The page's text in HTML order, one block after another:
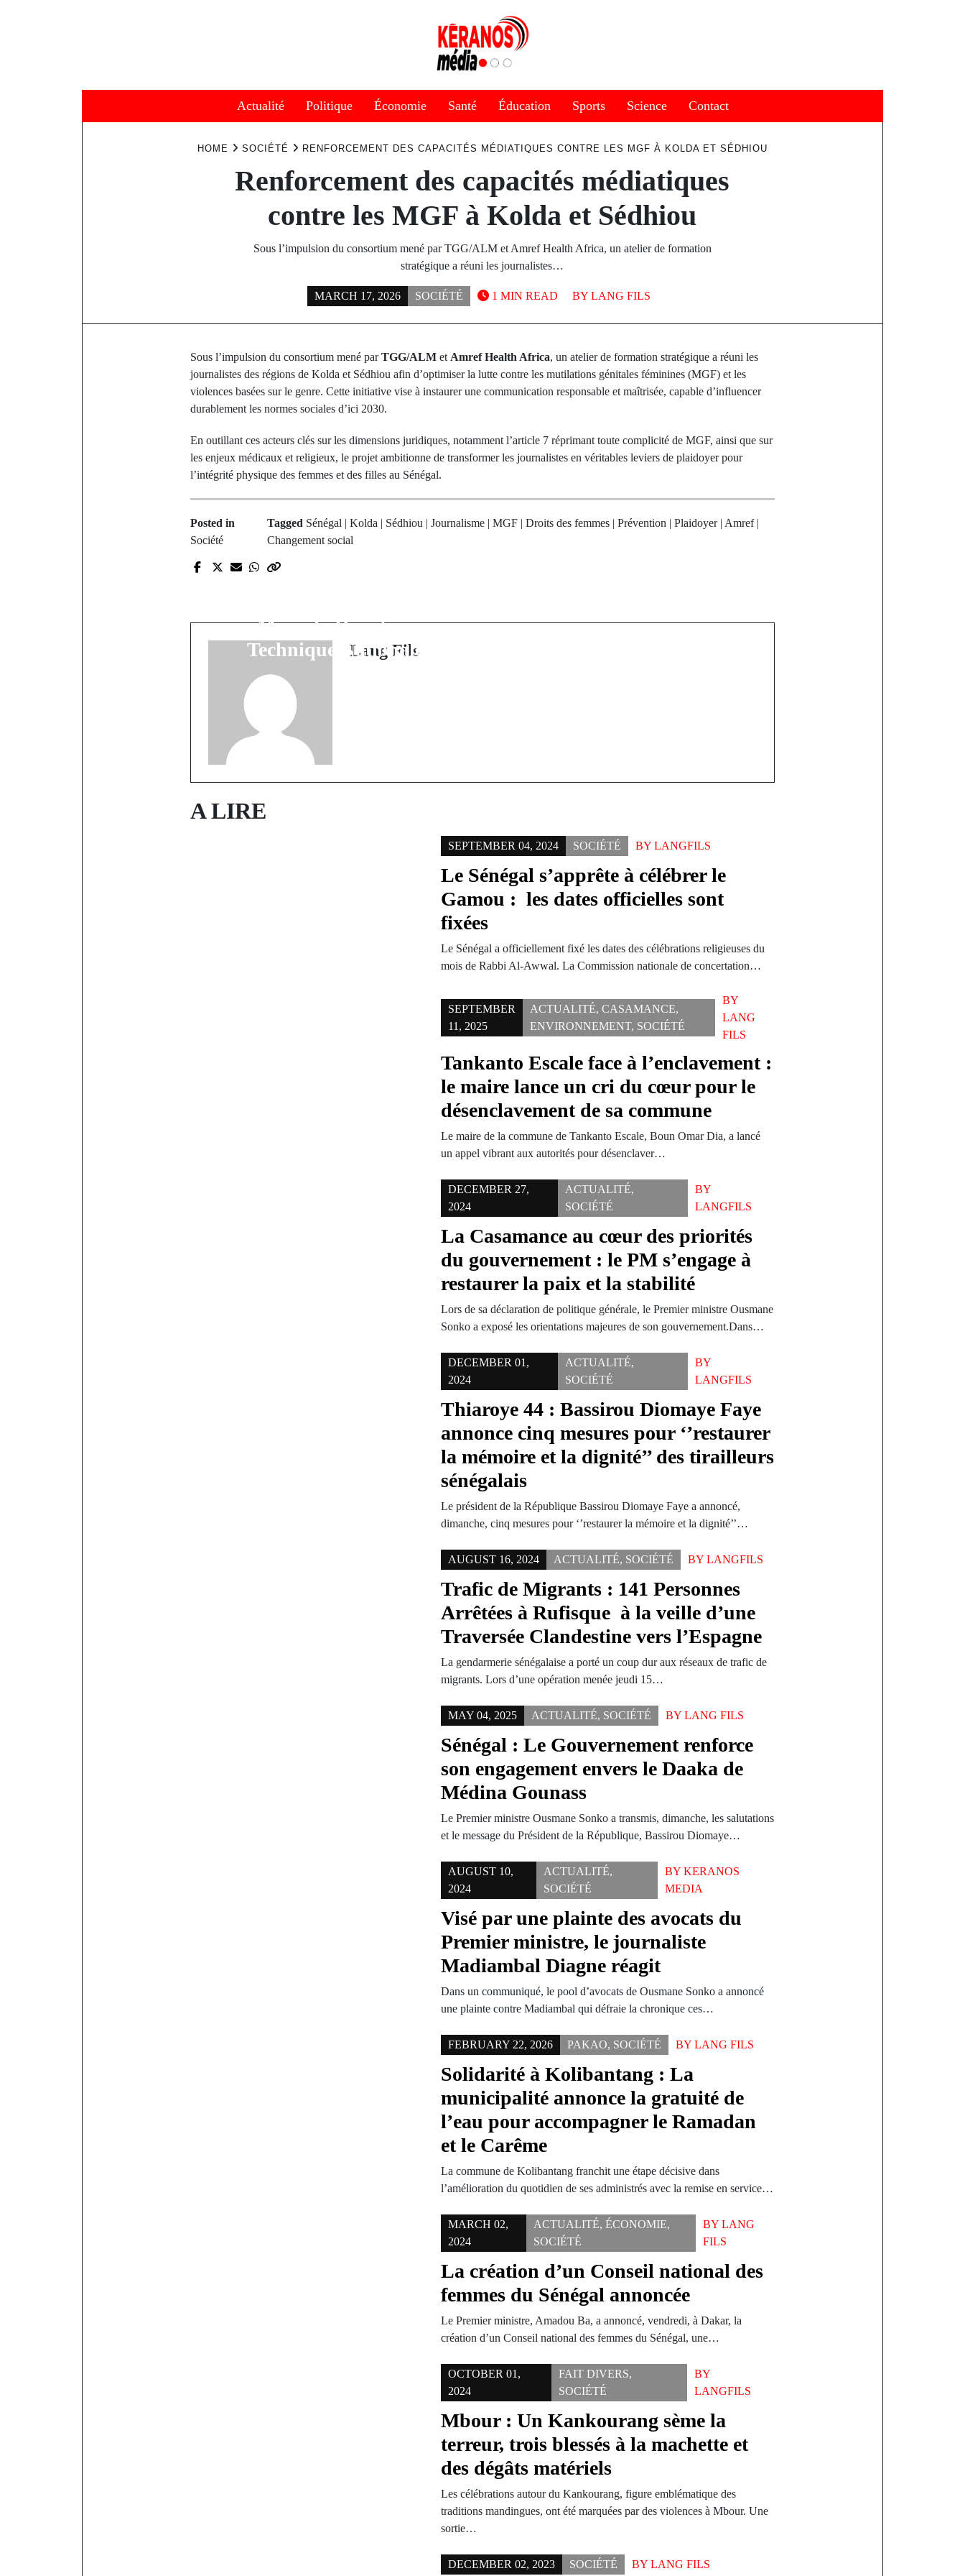
Actualité Politique Économie Santé Éducation Sports Science Contact
HOME SOCIÉTÉ RENFORCEMENT DES CAPACITÉS MÉDIATIQUES CONTRE LES MGF À KOLDA ET SÉDHIOU
Renforcement des capacités médiatiques
contre les MGF à Kolda et Sédhiou
Sous l’impulsion du consortium mené par TGG/ALM et Amref Health Africa, un atelier de formation
stratégique a réuni les journalistes…
MARCH 17, 2026 SOCIÉTÉ BY LANG FILS
1 MIN READ
Sous l’impulsion du consortium mené parTGG/ALM et Amref Health Africa, un atelier de formation stratégique a réuni les
journalistes des régions de Kolda et Sédhiou afin d’optimiser la lutte contre les mutilations génitales féminines (MGF) et les
violences basées sur le genre. Cette initiative vise à instaurer une communication responsable et maîtrisée, capable d’influencer
durablement les normes sociales d’ici 2030.
En outillant ces acteurs clés sur les dimensions juridiques, notamment l’article 7 réprimant toute complicité de MGF, ainsi que sur
les enjeux médicaux et religieux, le projet ambitionne de transformer les journalistes en véritables leviers de plaidoyer pour
l’intégrité physique des femmes et des filles au Sénégal.
Posted in
Société
Tagged Sénégal | Kolda | Sédhiou | Journalisme | MGF | Droits des femmes | Prévention | Plaidoyer | Amref |
Changement social
Souleymane Diallo succède
Mar à la Direction
Technique Nationale
Lang Fils
A LIRE
SEPTEMBER 04, 2024 SOCIÉTÉ BYLANGFILS
Le Sénégal s’apprête à célébrer le
Gamou : les dates officielles sont
fixées
Le Sénégal a officiellement fixé les dates des célébrations religieuses du
mois de Rabbi Al-Awwal. La Commission nationale de concertation…
SEPTEMBER
11, 2025
ACTUALITÉ,CASAMANCE,
ENVIRONNEMENT, SOCIÉTÉ
BY
LANG
FILS
Tankanto Escale face à l’enclavement :
le maire lance un cri du cœur pour le
désenclavement de sa commune
Le maire de la commune de Tankanto Escale, Boun Omar Dia, a lancé
un appel vibrant aux autorités pour désenclaver…
DECEMBER 27,
2024
ACTUALITÉ,
SOCIÉTÉ
BY
LANGFILS
La Casamance au cœur des priorités
du gouvernement : le PM s’engage à
restaurer la paix et la stabilité
Lors de sa déclaration de politique générale, le Premier ministre Ousmane
Sonko a exposé les orientations majeures de son gouvernement.Dans…
DECEMBER 01,
2024
ACTUALITÉ,
SOCIÉTÉ
BY
LANGFILS
Thiaroye 44 : Bassirou Diomaye Faye
annonce cinq mesures pour ‘’restaurer
la mémoire et la dignité’’ des tirailleurs
sénégalais
Le président de la République Bassirou Diomaye Faye a annoncé,
dimanche, cinq mesures pour ‘’restaurer la mémoire et la dignité’’…
AUGUST 16, 2024 ACTUALITÉ, SOCIÉTÉ BYLANGFILS
Trafic de Migrants : 141 Personnes
Arrêtées à Rufisque à la veille d’une
Traversée Clandestine vers l’Espagne
La gendarmerie sénégalaise a porté un coup dur aux réseaux de trafic de
migrants. Lors d’une opération menée jeudi 15…
MAY 04, 2025 ACTUALITÉ, SOCIÉTÉ BYLANG FILS
Sénégal : Le Gouvernement renforce
son engagement envers le Daaka de
Médina Gounass
Le Premier ministre Ousmane Sonko a transmis, dimanche, les salutations
et le message du Président de la République, Bassirou Diomaye…
AUGUST 10,
2024
ACTUALITÉ,
SOCIÉTÉ
BY KERANOS
MEDIA
Visé par une plainte des avocats du
Premier ministre, le journaliste
Madiambal Diagne réagit
Dans un communiqué, le pool d’avocats de Ousmane Sonko a annoncé
une plainte contre Madiambal qui défraie la chronique ces…
FEBRUARY 22, 2026 PAKAO, SOCIÉTÉ BYLANG FILS
Solidarité à Kolibantang : La
municipalité annonce la gratuité de
l’eau pour accompagner le Ramadan
et le Carême
La commune de Kolibantang franchit une étape décisive dans
l’amélioration du quotidien de ses administrés avec la remise en service…
MARCH 02,
2024
ACTUALITÉ,ÉCONOMIE,
SOCIÉTÉ
BY LANG
FILS
La création d’un Conseil national des
femmes du Sénégal annoncée
Le Premier ministre, Amadou Ba, a annoncé, vendredi, à Dakar, la
création d’un Conseil national des femmes du Sénégal, une…
OCTOBER 01,
2024
FAIT DIVERS,
SOCIÉTÉ
BY
LANGFILS
Mbour : Un Kankourang sème la
terreur, trois blessés à la machette et
des dégâts matériels
Les célébrations autour du Kankourang, figure emblématique des
traditions mandingues, ont été marquées par des violences à Mbour. Une
sortie…
DECEMBER 02, 2023 SOCIÉTÉ BYLANG FILS